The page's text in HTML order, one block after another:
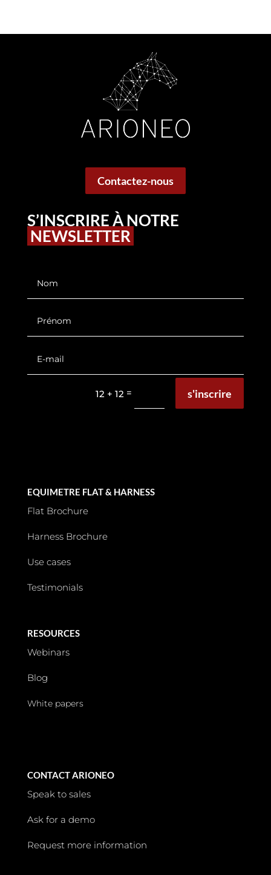
Contactez-nous
S’INSCRIRE À NOTRE
NEWSLETTER
12 + 12 = s'inscrire
EQUIMETRE FLAT & HARNESS
Flat Brochure
Harness Brochure
Use cases
Testimonials
RESOURCES
Webinars
Blog
White papers
CONTACT ARIONEO
Speak to sales
Ask for a demo
Request more information